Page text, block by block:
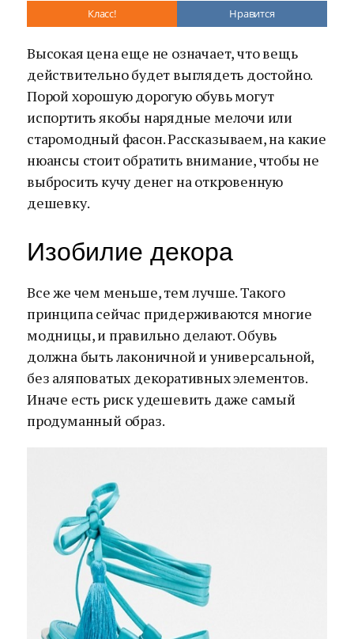
Класс! Нравится
Высокая цена еще не означает, что вещь
действительно будет выглядеть достойно.
Порой хорошую дорогую обувь могут
испортить якобы нарядные мелочи или
старомодный фасон. Рассказываем, на какие
нюансы стоит обратить внимание, чтобы не
выбросить кучу денег на откровенную
дешевку.
Изобилие декора
Все же чем меньше, тем лучше. Такого
принципа сейчас придерживаются многие
модницы, и правильно делают. Обувь
должна быть лаконичной и универсальной,
без аляповатых декоративных элементов.
Иначе есть риск удешевить даже самый
продуманный образ.